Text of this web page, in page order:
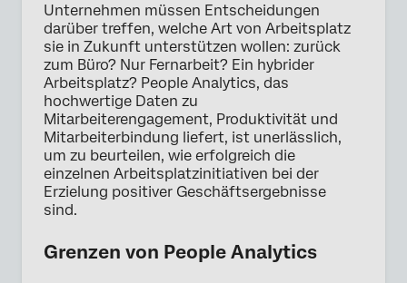
Unternehmen müssen Entscheidungen
darüber treffen, welche Art von Arbeitsplatz
sie in Zukunft unterstützen wollen: zurück
zum Büro? Nur Fernarbeit? Ein hybrider
Arbeitsplatz? People Analytics, das
hochwertige Daten zu
Mitarbeiterengagement, Produktivität und
Mitarbeiterbindung liefert, ist unerlässlich,
um zu beurteilen, wie erfolgreich die
einzelnen Arbeitsplatzinitiativen bei der
Erzielung positiver Geschäftsergebnisse
sind.
Grenzen von People Analytics